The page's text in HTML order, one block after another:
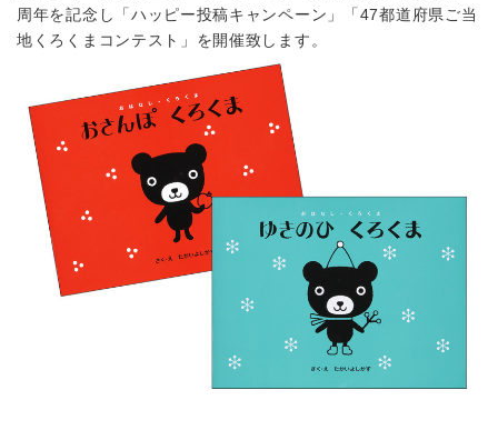
周年を記念し「ハッピー投稿キャンペーン」「47都道府県ご当
地くろくまコンテスト」を開催致します。